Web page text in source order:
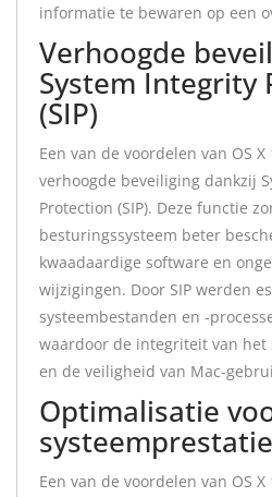
informatie te bewaren op een
Verhoogde
System Integrity
(SIP)
Een van de voordelen van OS
verhoogde beveiliging dankzij
Protection (SIP). Deze functie
besturingssysteem beter
kwaadaardige software en
wijzigingen. Door SIP werden
systeembestanden en -
waardoor de integriteit van het
en de veiligheid van Mac-
Optimalisatie
Een van de voordelen van OS